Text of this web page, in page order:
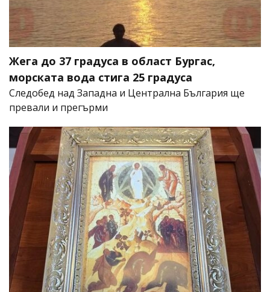
Жега до 37 градуса в област Бургас,
морската вода стига 25 градуса
Следобед над Западна и Централна България ще
превали и прегърми